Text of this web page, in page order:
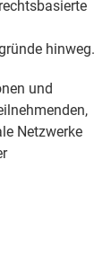
hinweg.
und
Netzwerke